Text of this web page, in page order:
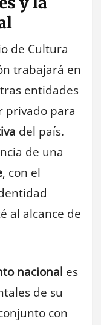
de Cultura
trabajará en
entidades
privado para
del país.
de una
, con el
al alcance de
nacional es
de su
con